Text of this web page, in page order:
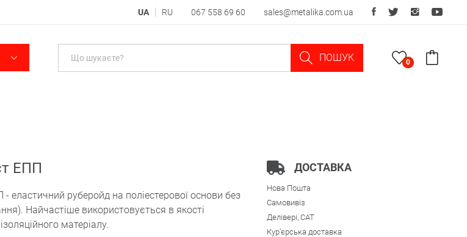
UA RU 067 558 69 60 sales@metalika.com.ua
ПОШУК 0
ЕПП
- еластичний руберойд на поліестерової основи без
Найчастіше використовується в якості
матеріалу.
ДОСТАВКА
Нова Пошта
Самовивіз
Делівері, CAT
Кур'єрська доставка